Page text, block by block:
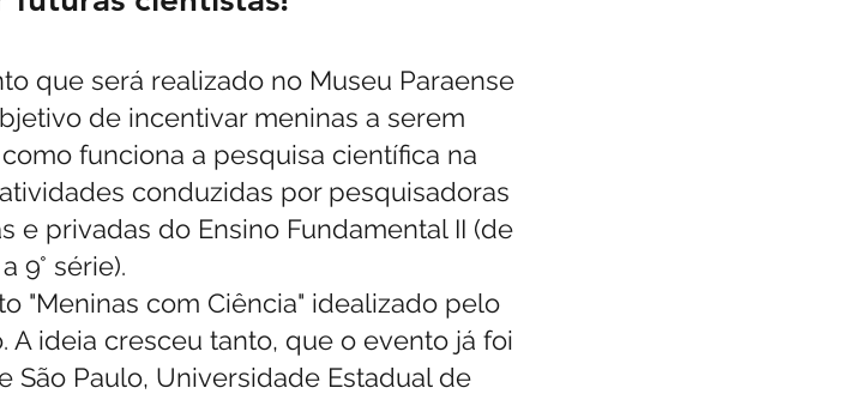
que será realizado no Museu Paraense
de incentivar meninas a serem
funciona a pesquisa científica na
conduzidas por pesquisadoras
e privadas do Ensino Fundamental II (de
a 9° série).
"Meninas com Ciência" idealizado pelo
A ideia cresceu tanto, que o evento já foi
São Paulo, Universidade Estadual de